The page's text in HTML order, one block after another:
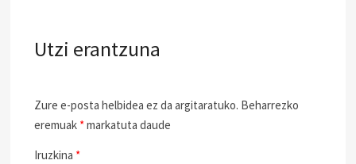
Utzi erantzuna
Zure e-posta helbidea ez da argitaratuko. Beharrezko
eremuak *markatuta daude
Iruzkina *